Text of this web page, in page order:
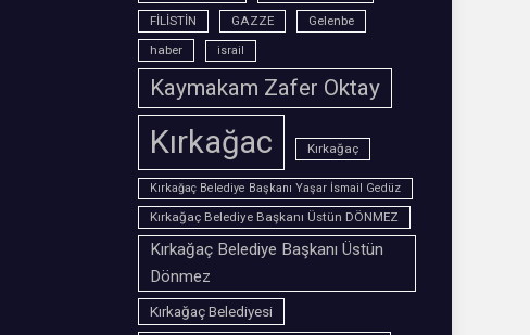
FİLİSTİN GAZZE
Gelenbe
haber
israil
Kaymakam Zafer Oktay
Kırkağac Kırkağaç
Kırkağaç Belediye Başkanı Yaşar İsmail Gedüz
Kırkağaç Belediye Başkanı Üstün DÖNMEZ
Kırkağaç Belediye Başkanı Üstün
Dönmez
Kırkağaç Belediyesi